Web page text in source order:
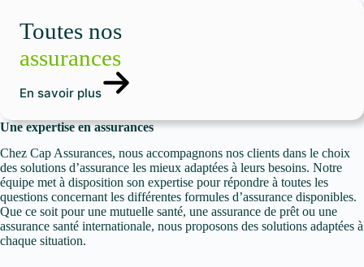
Toutes nos
assurances
En savoir plus
Une expertise en assurances
Chez Cap Assurances, nous accompagnons nos clients dans le choix
des solutions d’assurance les mieux adaptées à leurs besoins. Notre
équipe met à disposition son expertise pour répondre à toutes les
questions concernant les différentes formules d’assurance disponibles.
Que ce soit pour une mutuelle santé, une assurance de prêt ou une
assurance santé internationale, nous proposons des solutions adaptées à
chaque situation.